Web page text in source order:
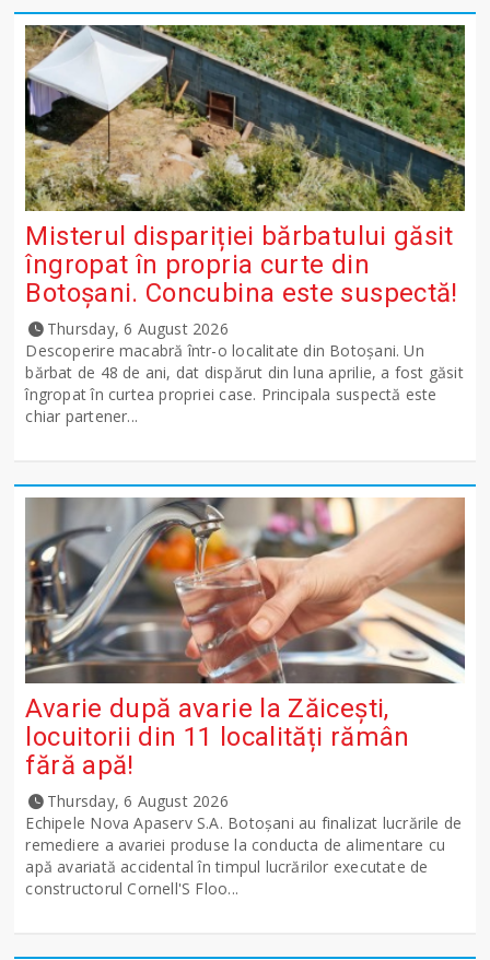
Misterul dispariției bărbatului găsit
îngropat în propria curte din
Botoșani. Concubina este suspectă!
Thursday, 6 August 2026
Descoperire macabră într-o localitate din Botoșani. Un
bărbat de 48 de ani, dat dispărut din luna aprilie, a fost găsit
îngropat în curtea propriei case. Principala suspectă este
chiar partener...
Avarie după avarie la Zăicești,
locuitorii din 11 localități rămân
fără apă!
Thursday, 6 August 2026
Echipele Nova Apaserv S.A. Botoșani au finalizat lucrările de
remediere a avariei produse la conducta de alimentare cu
apă avariată accidental în timpul lucrărilor executate de
constructorul Cornell'S Floo...